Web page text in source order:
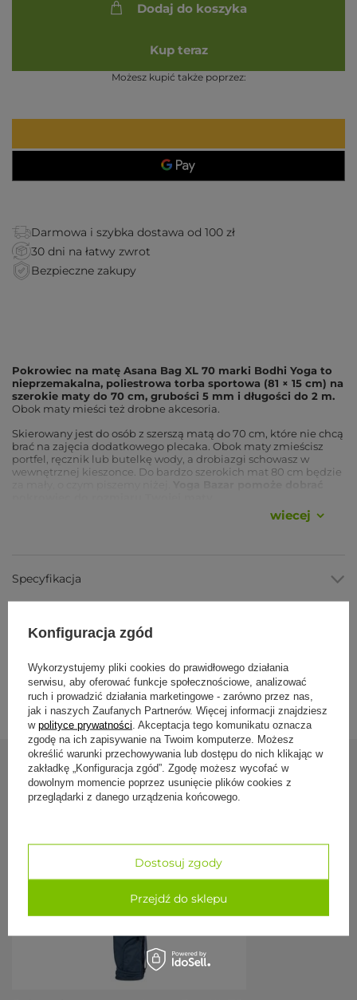
Dodaj do koszyka
Kup teraz
Możesz kupić także poprzez:
Darmowa i szybka dostawa od 100 zł
30 dni na łatwy zwrot
Bezpieczne zakupy
Pokrowiec na matę Asana Bag XL 70 marki Bodhi Yoga to
nieprzemakalna, poliestrowa torba sportowa (81 × 15 cm) na
szerokie maty do 70 cm, grubości 5 mm i długości do 2 m.
Obok maty mieści też drobne akcesoria.
Skierowany jest do osób z szerszą matą do 70 cm, które nie chcą
brać na zajęcia dodatkowego plecaka. Obok maty zmieścisz
portfel, ręcznik lub butelkę wody, a drobiazgi schowasz w
wewnętrznej kieszonce. Do bardzo szerokich mat 80 cm będzie
mm grubości i długości do 2 m.
śniegiem i wilgocią w domu.
ramieniu, w poprzek ciała lub w dłoni.
Szerokie rozpięcie i miękka wyściółka
Wewnętrzna kieszonka, na telefon, klucze, zegarek czy
biżuterię.
Parametry
Parametr Wartość
Marka /
model
Bodhi Yoga Asana Bag XL 70
do 2 m długości + drobne akcesoria
regulowany + dwie rączki
wewnętrzna kieszonka na drobiazgi
wiecej
Specyfikacja
Formy płatności
Dostawa i zwroty
Zobacz również
Pokrowiec na
Konfiguracja zgód
Wykorzystujemy pliki cookies do prawidłowego działania
serwisu, aby oferować funkcje społecznościowe, analizować
ruch i prowadzić działania marketingowe - zarówno przez nas,
jak i naszych Zaufanych Partnerów. Więcej informacji znajdziesz
w polityce prywatności . Akceptacja tego komunikatu oznacza
zgodę na ich zapisywanie na Twoim komputerze. Możesz
określić warunki przechowywania lub dostępu do nich klikając w
zakładkę „Konfiguracja zgód”. Zgodę możesz wycofać w
dowolnym momencie poprzez usunięcie plików cookies z
przeglądarki z danego urządzenia końcowego.
Dostosuj zgody
Przejdź do sklepu